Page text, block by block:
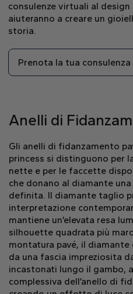
consulenze virtuali al
aiuteranno a creare un
storia.
Prenota la tua consulenza
Anelli di
Gli anelli di fidanzamento
princess si distinguono per
nette e per le faccette
che donano al diamante
definita. Il diamante taglio
interpretazione
mantiene un’elevata resa
silhouette quadrata più
montatura pavé, il
da una fascia impreziosita
incastonati lungo il gambo,
complessiva dell’anello di